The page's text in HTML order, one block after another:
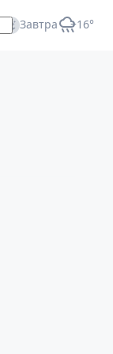
Завтра +16°